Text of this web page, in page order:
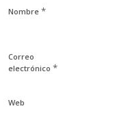
Nombre *
Correo
electrónico *
Web